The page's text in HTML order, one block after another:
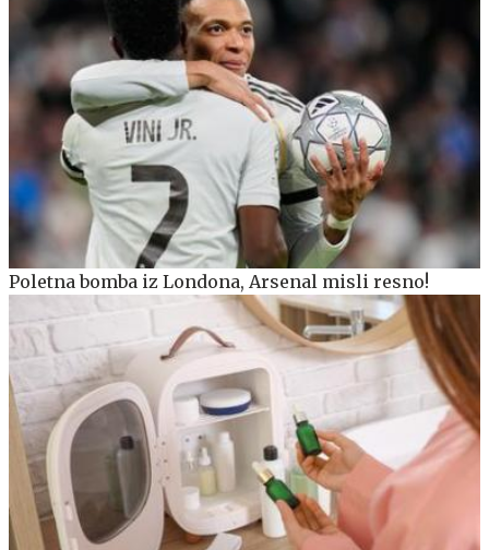
Poletna bomba iz Londona, Arsenal misli resno!